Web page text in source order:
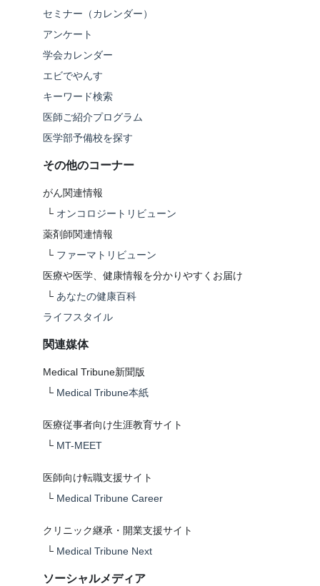
セミナー（カレンダー）
アンケート
学会カレンダー
エビでやんす
キーワード検索
医師ご紹介プログラム
医学部予備校を探す
その他のコーナー
がん関連情報
└ オンコロジートリビューン
薬剤師関連情報
└ ファーマトリビューン
医療や医学、健康情報を分かりやすくお届け
└ あなたの健康百科
ライフスタイル
関連媒体
Medical Tribune新聞版
└ Medical Tribune本紙
医療従事者向け生涯教育サイト
└ MT-MEET
医師向け転職支援サイト
└ Medical Tribune Career
クリニック継承・開業支援サイト
└ Medical Tribune Next
ソーシャルメディア